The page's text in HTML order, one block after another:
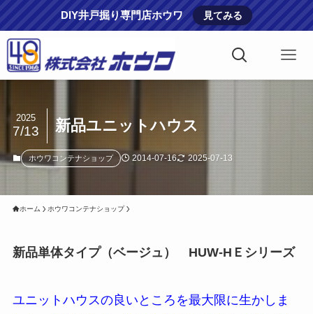
DIY井戸掘り専門店ホウワ 見てみる
新品ユニットハウス
2025
7/13
ホウワコンテナショップ 2014-07-16 2025-07-13
ホーム ホウワコンテナショップ
新品単体タイプ（ベージュ） HUW-HＥシリーズ
ユニットハウスの良いところを最大限に生かしま